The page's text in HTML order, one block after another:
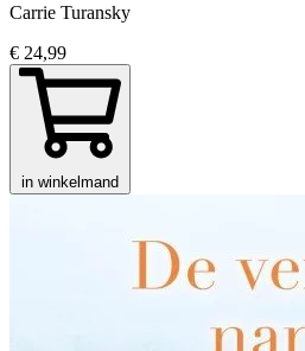
Carrie Turansky
€ 24,99
in winkelmand